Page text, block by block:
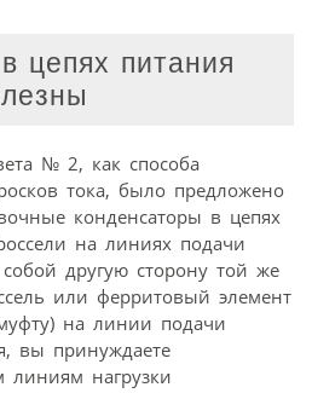
цепях питания
№ 2, как способа
тока, было предложено
конденсаторы в цепях
на линиях подачи
другую сторону той же
или ферритовый элемент
на линии подачи
вы принуждаете
линиям нагрузки